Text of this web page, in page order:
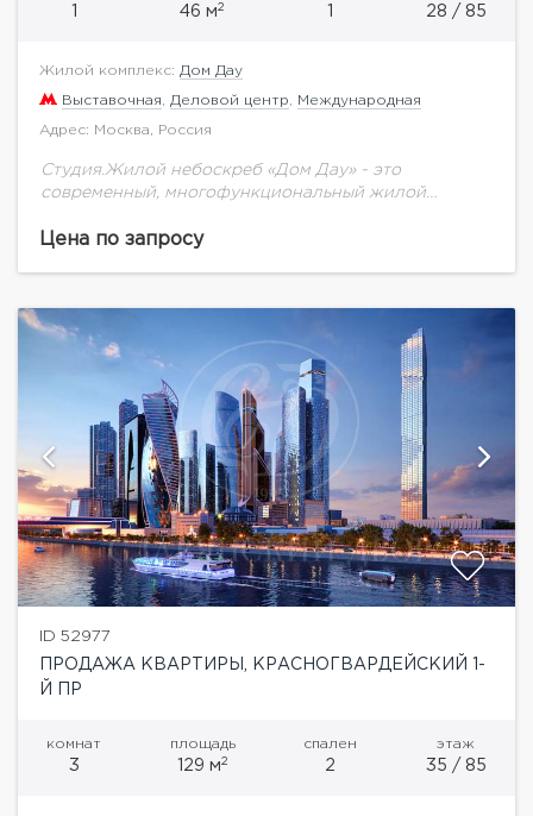
1 46 м2 1 28 / 85
Жилой комплекс: Дом Дау
Выставочная Деловой центр Международная
Адрес: Москва, Россия
Студия.Жилой небоскреб «Дом Дау» - это
современный, многофункциональный жилой
инфраструктурой. Не смотря на близость к
Цена по запросу
ID 52977
ПРОДАЖА КВАРТИРЫ, КРАСНОГВАРДЕЙСКИЙ 1-
Й ПР
комнат
3
площадь
129 м2
спален
2
этаж
35 / 85